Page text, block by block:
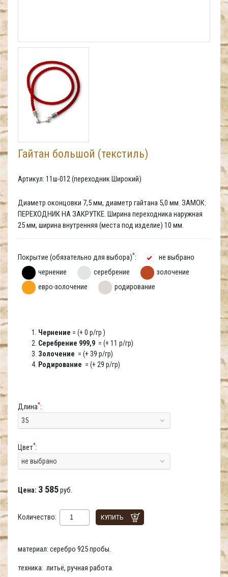
Гайтан большой (текстиль)
Артикул: 11ш-012 (переходник Широкий)
Диаметр оконцовки 7,5 мм, диаметр гайтана 5,0 мм. ЗАМОК:
ПЕРЕХОДНИК НА ЗАКРУТКЕ. Ширина переходника наружная
25 мм, ширина внутренняя (места под изделие) 10 мм.
Покрытие (обязательно для выбора)*:
не выбрано
чернение
серебрение
золочение
евро-золочение
родирование
Чернение = (+ 0 р/гр )
Серебрение 999,9 = (+ 11 р/гр)
Золочение = (+ 39 р/гр)
Родирование = (+ 29 р/гр)
Длина*:
35
Цвет*:
не выбрано
Цена: 3 585руб.
Количество: КУПИТЬ
материал: серебро 925 пробы.
техника: литьё, ручная работа.